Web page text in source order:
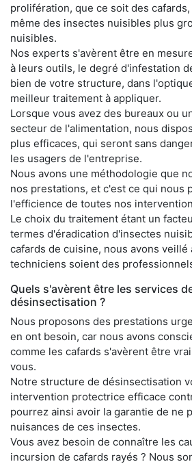
prolifération, que ce soit des
même des insectes nuisibles plus
nuisibles.
Nos experts s'avèrent être en
à leurs outils, le degré d'infestation
bien de votre structure, dans
meilleur traitement à appliquer.
Lorsque vous avez des bureaux ou
secteur de l'alimentation, nous
plus efficaces, qui seront sans
les usagers de l'entreprise.
Nous avons une méthodologie que
nos prestations, et c'est ce qui nous
l'efficience de toutes nos
Le choix du traitement étant un
termes d'éradication d'insectes
cafards de cuisine, nous avons veillé
techniciens soient des
Quels s'avèrent être les services
désinsectisation ?
Nous proposons des prestations
en ont besoin, car nous avons
comme les cafards s'avèrent être
vous.
Notre structure de désinsectisation
intervention protectrice efficace
pourrez ainsi avoir la garantie de ne
nuisances de ces insectes.
Vous avez besoin de connaître les
incursion de cafards rayés ? Nous